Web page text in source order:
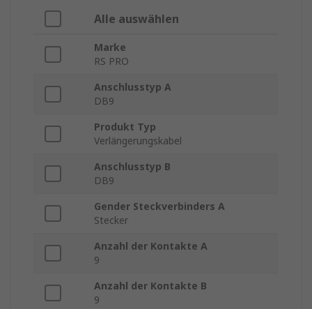
Alle auswählen
Marke
RS PRO
Anschlusstyp A
DB9
Produkt Typ
Verlängerungskabel
Anschlusstyp B
DB9
Gender Steckverbinders A
Stecker
Anzahl der Kontakte A
9
Anzahl der Kontakte B
9